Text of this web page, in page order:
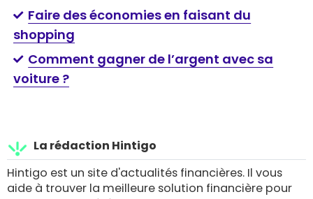
Faire des économies en faisant du
shopping
Comment gagner de l’argent avec sa
voiture ?
La rédaction Hintigo
Hintigo est un site d'actualités financières. Il vous
aide à trouver la meilleure solution financière pour